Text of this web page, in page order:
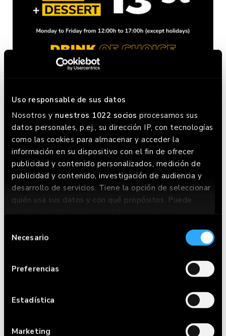
Uso responsable de sus datos
Nosotros y nuestros 1022 socios procesamos sus
datos personales, p.ej., su dirección IP, con tecnologías
como las cookies para almacenar y acceder la
información en su dispositivo con el fin de ofrecer
publicidad y contenido personalizados, medición de
publicidad y contenido, investigación de audiencia y
desarrollo de servicios. Tiene la opción de seleccionar
quién usa sus datos y con qué propósitos. Puede
en el Menú de consentimiento.
Recopilar información sobre su ubicación
varios metros
deNecesario
Preferencias
Estadística
Marketing